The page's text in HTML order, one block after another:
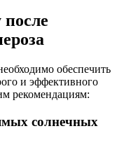
обеспечить
и эффективного
рекомендациям:
солнечных